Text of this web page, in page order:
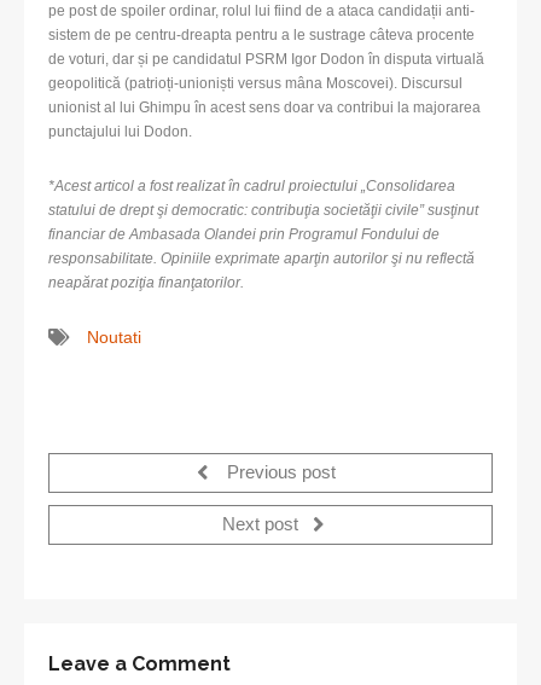
pe post de spoiler ordinar, rolul lui fiind de a ataca candidații anti-
sistem de pe centru-dreapta pentru a le sustrage câteva procente
de voturi, dar și pe candidatul PSRM Igor Dodon în disputa virtuală
geopolitică (patrioți-unioniști versus mâna Moscovei). Discursul
unionist al lui Ghimpu în acest sens doar va contribui la majorarea
punctajului lui Dodon.
*Acest articol a fost realizat în cadrul proiectului „Consolidarea
statului de drept şi democratic: contribuţia societăţii civile” susţinut
financiar de Ambasada Olandei prin Programul Fondului de
responsabilitate. Opiniile exprimate aparţin autorilor şi nu reflectă
neapărat poziţia finanţatorilor.
Noutati
Previous post
Next post
Leave a Comment